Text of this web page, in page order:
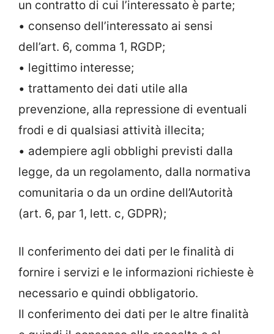
un contratto di cui l’interessato è parte;
• consenso dell’interessato ai sensi
dell’art. 6, comma 1, RGDP;
• legittimo interesse;
• trattamento dei dati utile alla
prevenzione, alla repressione di eventuali
frodi e di qualsiasi attività illecita;
• adempiere agli obblighi previsti dalla
legge, da un regolamento, dalla normativa
comunitaria o da un ordine dell’Autorità
(art. 6, par 1, lett. c, GDPR);
Il conferimento dei dati per le finalità di
fornire i servizi e le informazioni richieste è
necessario e quindi obbligatorio.
Il conferimento dei dati per le altre finalità